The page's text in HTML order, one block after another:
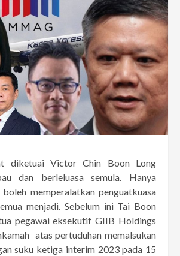
diketuai Victor Chin Boon Long
dan berleluasa semula. Hanya
memperalatkan penguatkuasa
menjadi. Sebelum ini Tai Boon
pegawai eksekutif GIIB Holdings
atas pertuduhan memalsukan
suku ketiga interim 2023 pada 15